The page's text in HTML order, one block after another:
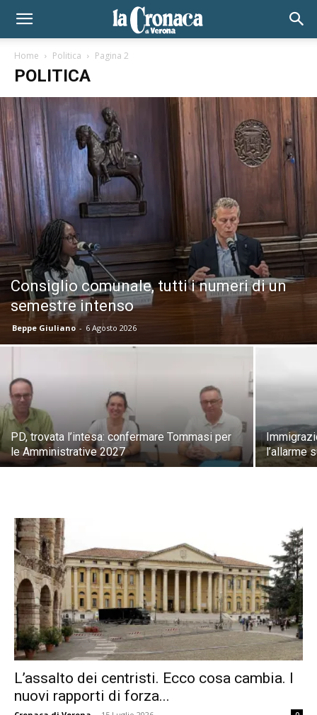
Home Politica Pagina 2
POLITICA
Consiglio comunale, tutti i numeri di un
semestre intenso
Beppe Giuliano - 6 Agosto 2026
PD, trovata l’intesa: confermare Tommasi per
le Amministrative 2027
l’allarme
L’assalto dei centristi. Ecco cosa cambia. I
nuovi rapporti di forza...